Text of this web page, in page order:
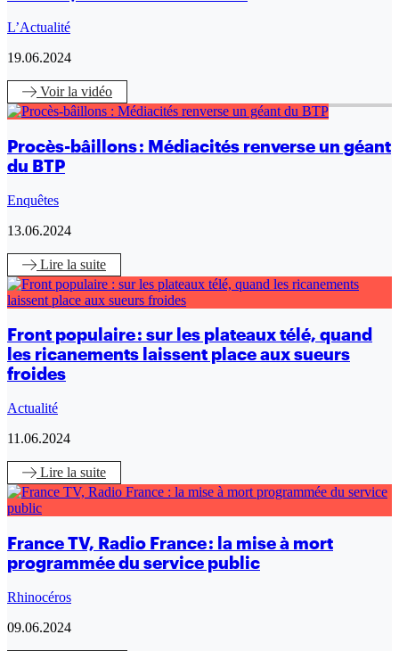
L’Actualité
19.06.2024
Voirla vidéo
Procès-bâillons : Médiacités renverse un géant
du BTP
Enquêtes
13.06.2024
Lire la suite
Front populaire : sur les plateaux télé, quand
les ricanements laissent place aux sueurs
froides
Actualité
11.06.2024
Lire la suite
France TV, Radio France : la mise à mort
programmée du service public
Rhinocéros
09.06.2024